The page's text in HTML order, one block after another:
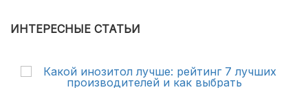
ИНТЕРЕСНЫЕ СТАТЬИ